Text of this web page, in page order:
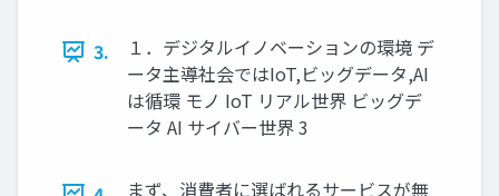
3.
１．デジタルイノベーションの環境 デ
ータ主導社会ではIoT,ビッグデータ,AI
は循環 モノ IoT リアル世界 ビッグデ
ータ AI サイバー世界 3
まず、消費者に選ばれるサービスが無